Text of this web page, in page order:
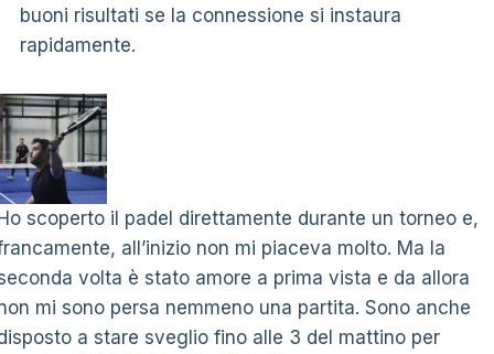
buoni risultati se la connessione si instaura
rapidamente.
scoperto il padel direttamente durante un torneo e,
all’inizio non mi piaceva molto. Ma la
volta è stato amore a prima vista e da allora
mi sono persa nemmeno una partita. Sono anche
a stare sveglio fino alle 3 del mattino per